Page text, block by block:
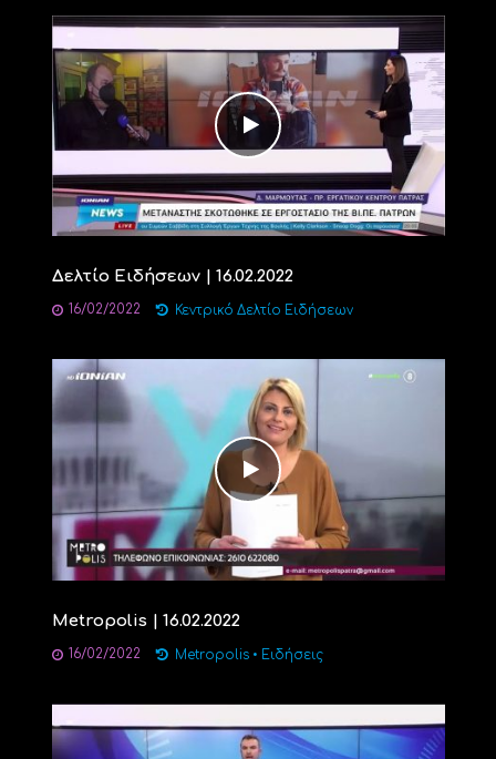
Δελτίο Ειδήσεων | 16.02.2022
16/02/2022 Κεντρικό Δελτίο Ειδήσεων
Metropolis | 16.02.2022
16/02/2022 Metropolis • Ειδήσεις